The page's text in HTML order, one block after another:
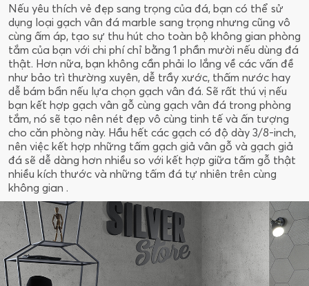
Nếu yêu thích vẻ đẹp sang trọng của đá, bạn có thể sử
dụng loại gạch vân đá marble sang trọng nhưng cũng vô
cùng ấm áp, tạo sự thu hút cho toàn bộ không gian phòng
tắm của bạn với chi phí chỉ bằng 1 phần mười nếu dùng đá
thật. Hơn nữa, bạn không cần phải lo lắng về các vấn đề
như bảo trì thường xuyên, dễ trầy xước, thấm nước hay
dễ bám bẩn nếu lựa chọn gạch vân đá. Sẽ rất thú vị nếu
bạn kết hợp gạch vân gỗ cùng gạch vân đá trong phòng
tắm, nó sẽ tạo nên nét đẹp vô cùng tinh tế và ấn tượng
cho căn phòng này. Hầu hết các gạch có độ dày 3/8-inch,
nên việc kết hợp những tấm gạch giả vân gỗ và gạch giả
đá sẽ dễ dàng hơn nhiều so với kết hợp giữa tấm gỗ thật
nhiều kích thước và những tấm đá tự nhiên trên cùng
không gian .